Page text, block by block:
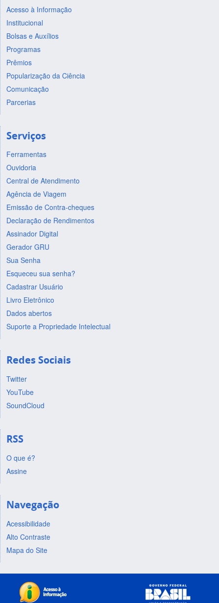
Acesso à Informação
Institucional
Bolsas e Auxílios
Programas
Prêmios
Popularização da Ciência
Comunicação
Parcerias
Serviços
Ferramentas
Ouvidoria
Central de Atendimento
Agência de Viagem
Emissão de Contra-cheques
Declaração de Rendimentos
Assinador Digital
Gerador GRU
Sua Senha
Esqueceu sua senha?
Cadastrar Usuário
Livro Eletrônico
Dados abertos
Suporte a Propriedade Intelectual
Redes Sociais
Twitter
YouTube
SoundCloud
RSS
O que é?
Assine
Navegação
Acessibilidade
Alto Contraste
Mapa do Site